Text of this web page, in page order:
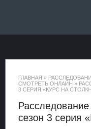
ГЛАВНАЯ »
СМОТРЕТЬ ОНЛАЙН »
3 СЕРИЯ «КУРС НА
сезон 3 серия